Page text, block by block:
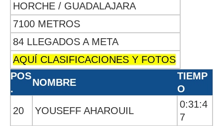
HORCHE / GUADALAJARA
7100 METROS
84 LLEGADOS A META
AQUÍ CLASIFICACIONES Y FOTOS
POS
.
NOMBRE
TIEMP
O
20
YOUSEFF AHAROUIL
0:31:4
7